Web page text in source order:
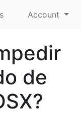
Account
de